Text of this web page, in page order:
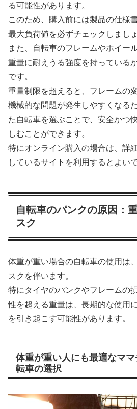
る可能性があります。
このため、購入前には製品の仕様
最大負荷値を必ずチェックしましょ
また、自転車のフレームやホイー
重量に耐えうる強度を持っている
です。
重量制限を超えると、フレームの
機械的な問題が発生しやすくなる
た自転車を選ぶことで、安全かつ
しむことができます。
特にオンライン購入の場合は、詳
しているサイトを利用するとよい
自転車のパンクの原因：
スク
体重が重い場合の自転車の使用は
スクを伴います。
特にタイヤのパンクやフレームの
性を超える重量は、長期的な使用
を引き起こす可能性があります。
体重が重い人にも最適なマ
転車の選択